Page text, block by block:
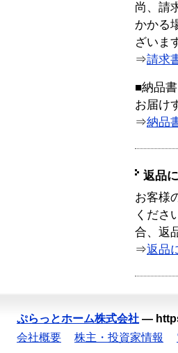
尚、請
かかる
ざいま
⇒請求
■納品
お届け
⇒納品
返品
お客様
くださ
合、返
⇒返品
ぷらっとホーム株式会社 —
会社概要
株主・投資家情報